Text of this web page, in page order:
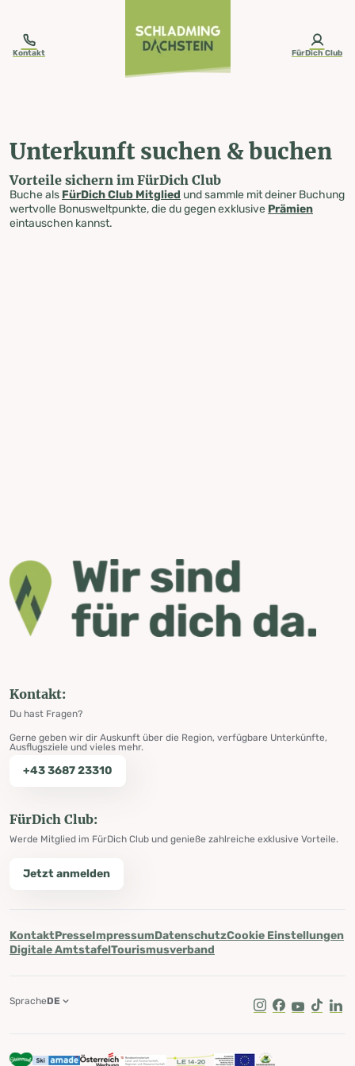
Kontakt FürDich Club
Unterkunft suchen & buchen
Vorteile sichern im FürDich Club
Buche als FürDich Club Mitglied und sammle mit deiner Buchung
wertvolle Bonusweltpunkte, die du gegen exklusive Prämien
eintauschen kannst.
Kontakt:
Du hast Fragen?
Gerne geben wir dir Auskunft über die Region, verfügbare Unterkünfte,
Ausflugsziele und vieles mehr.
+43 3687 23310
FürDich Club:
Werde Mitglied im FürDich Club und genieße zahlreiche exklusive Vorteile.
Jetzt anmelden
KontaktPresseImpressumDatenschutzCookie Einstellungen
Digitale AmtstafelTourismusverband
Instagram
Facebook
Youtube
Tik Tok
SpracheDE